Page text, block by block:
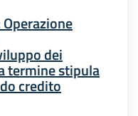
dei
termine stipula
credito